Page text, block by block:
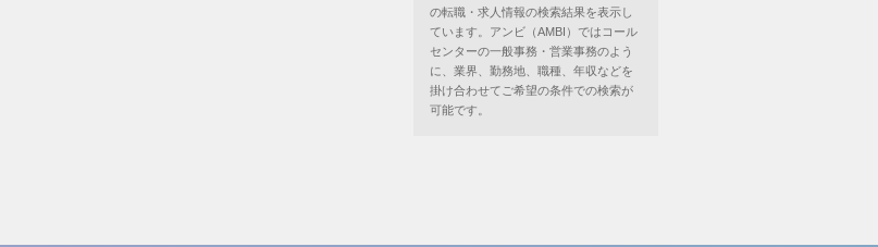
の転職・求人情報の検索結果を表示し
ています。アンビ（AMBI）ではコール
センターの一般事務・営業事務のよう
に、業界、勤務地、職種、年収などを
掛け合わせてご希望の条件での検索が
可能です。